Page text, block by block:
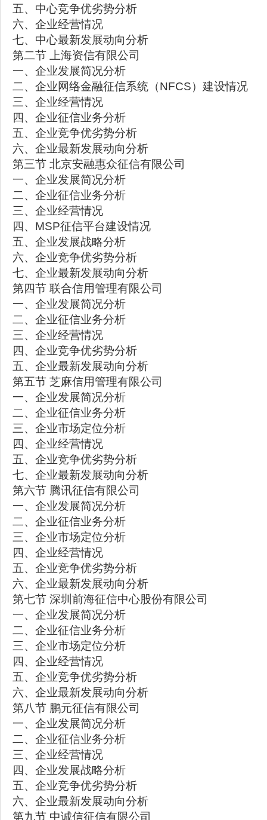
五、中心竞争优劣势分析
六、企业经营情况
七、中心最新发展动向分析
第二节 上海资信有限公司
一、企业发展简况分析
二、企业网络金融征信系统（NFCS）建设情况
三、企业经营情况
四、企业征信业务分析
五、企业竞争优劣势分析
六、企业最新发展动向分析
第三节 北京安融惠众征信有限公司
一、企业发展简况分析
二、企业征信业务分析
三、企业经营情况
四、MSP征信平台建设情况
五、企业发展战略分析
六、企业竞争优劣势分析
七、企业最新发展动向分析
第四节 联合信用管理有限公司
一、企业发展简况分析
二、企业征信业务分析
三、企业经营情况
四、企业竞争优劣势分析
五、企业最新发展动向分析
第五节 芝麻信用管理有限公司
一、企业发展简况分析
二、企业征信业务分析
三、企业市场定位分析
四、企业经营情况
五、企业竞争优劣势分析
七、企业最新发展动向分析
第六节 腾讯征信有限公司
一、企业发展简况分析
二、企业征信业务分析
三、企业市场定位分析
四、企业经营情况
五、企业竞争优劣势分析
六、企业最新发展动向分析
第七节 深圳前海征信中心股份有限公司
一、企业发展简况分析
二、企业征信业务分析
三、企业市场定位分析
四、企业经营情况
五、企业竞争优劣势分析
六、企业最新发展动向分析
第八节 鹏元征信有限公司
一、企业发展简况分析
二、企业征信业务分析
三、企业经营情况
四、企业发展战略分析
五、企业竞争优劣势分析
六、企业最新发展动向分析
第九节 中诚信征信有限公司